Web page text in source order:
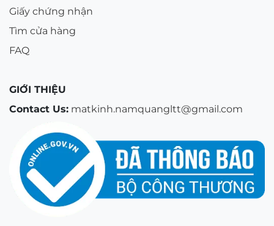
Giấy chứng nhận
Tìm cửa hàng
FAQ
GIỚI THIỆU
Contact Us: matkinh.namquangltt@gmail.com